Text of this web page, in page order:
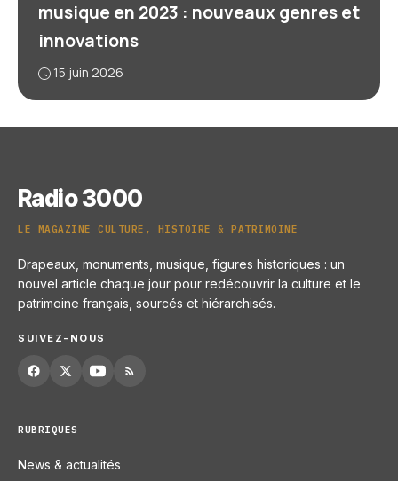
musique en 2023 : nouveaux genres et
innovations
15 juin 2026
Radio 3000
LE MAGAZINE CULTURE, HISTOIRE & PATRIMOINE
Drapeaux, monuments, musique, figures historiques : un
nouvel article chaque jour pour redécouvrir la culture et le
patrimoine français, sourcés et hiérarchisés.
SUIVEZ-NOUS
RUBRIQUES
News & actualités